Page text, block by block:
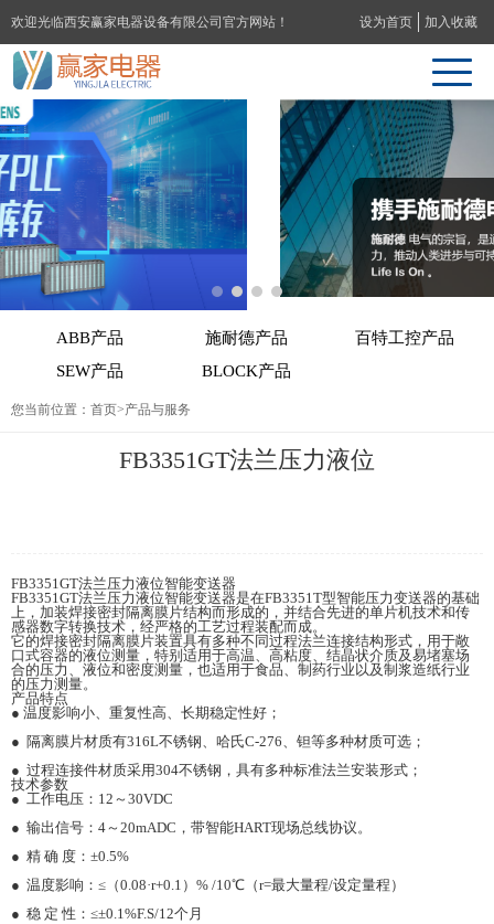
欢迎光临西安赢家电器设备有限公司官方网站！ 设为首页 加入收藏
ABB产品 施耐德产品
百特工控产品
SEW产品
BLOCK产品
您当前位置： 首页>产品与服务
FB3351GT法兰压力液位
FB3351GT法兰压力液位智能变送器
FB3351GT法兰压力液位智能变送器是在FB3351T型智能压力变送器的基础
上，加装焊接密封隔离膜片结构而形成的，并结合先进的单片机技术和传
感器数字转换技术，经严格的工艺过程装配而成。
它的焊接密封隔离膜片装置具有多种不同过程法兰连接结构形式，用于敞
口式容器的液位测量，特别适用于高温、高粘度、结晶状介质及易堵塞场
合的压力、液位和密度测量，也适用于食品、制药行业以及制浆造纸行业
的压力测量。
产品特点
● 温度影响小、重复性高、长期稳定性好；
● 隔离膜片材质有316L不锈钢、哈氏C-276、钽等多种材质可选；
● 过程连接件材质采用304不锈钢，具有多种标准法兰安装形式；
技术参数
● 工作电压：12～30VDC
● 输出信号：4～20mADC，带智能HART现场总线协议。
● 精 确 度：±0.5%
● 温度影响：≤（0.08·r+0.1）% /10℃（r=最大量程/设定量程）
● 稳 定 性：≤±0.1%F.S/12个月